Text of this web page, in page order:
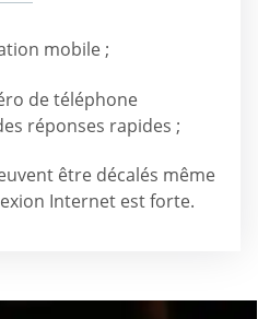
mobile ;
de téléphone
réponses rapides ;
être décalés même
Internet est forte.